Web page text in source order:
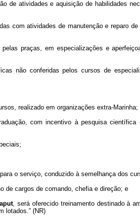
de atividades e aquisição de habilidades
com atividades de manutenção e reparo
praças, em especializações e
não conferidas pelos cursos de
realizado em organizações extra-Marinha;
com incentivo à pesquisa
o serviço, conduzido à semelhança dos
de cargos de comando, chefia e direção; e
, será oferecido treinamento destinado à
lotados.” (NR)